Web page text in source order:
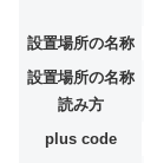
設置場所の名称
設置場所の名称
読み方
plus code